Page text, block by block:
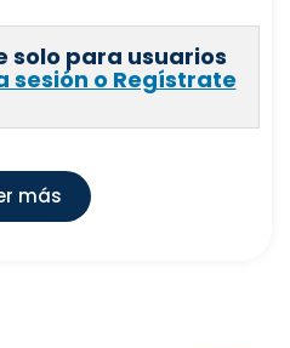
solo para usuarios
sesión o Regístrate
más